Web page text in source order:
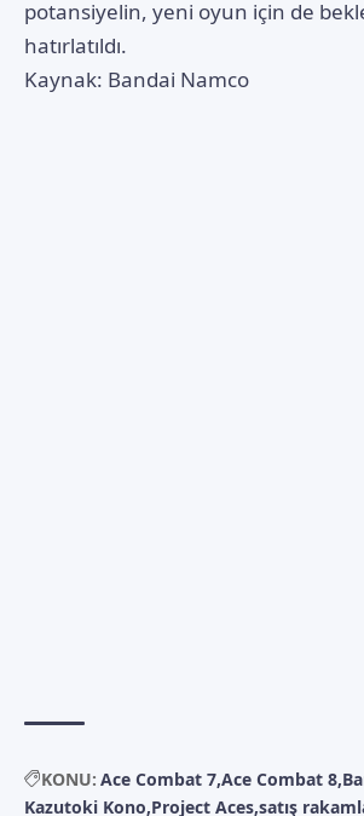
potansiyelin, yeni oyun için de
hatırlatıldı.
Kaynak: Bandai Namco
KONU: Ace Combat 7 Ace Combat 8
Kazutoki Kono Project Aces satış